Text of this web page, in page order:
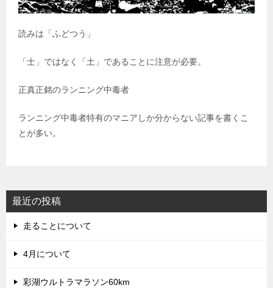
読みは「ふどつう」
「士」ではなく「土」であることに注意が必要。
正真正銘のランニング中毒者
ランニング中毒者特有のマニアしか分からない記事を書くこ
とが多い。
最近の投稿
走ることについて
4月について
彩湖ウルトラマラソン60km